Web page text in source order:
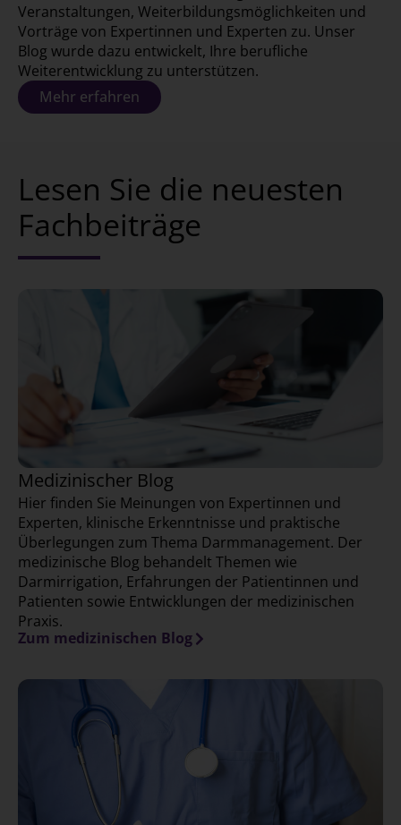
Veranstaltungen, Weiterbildungsmöglichkeiten und
Vorträge von Expertinnen und Experten zu. Unser
Blog wurde dazu entwickelt, Ihre berufliche
Weiterentwicklung zu unterstützen.
Mehr erfahren
Lesen Sie die neuesten
Fachbeiträge
Medizinischer Blog
Hier finden Sie Meinungen von Expertinnen und
Experten, klinische Erkenntnisse und praktische
Überlegungen zum Thema Darmmanagement. Der
medizinische Blog behandelt Themen wie
Darmirrigation, Erfahrungen der Patientinnen und
Patienten sowie Entwicklungen der medizinischen
Praxis.
Zum medizinischen Blog